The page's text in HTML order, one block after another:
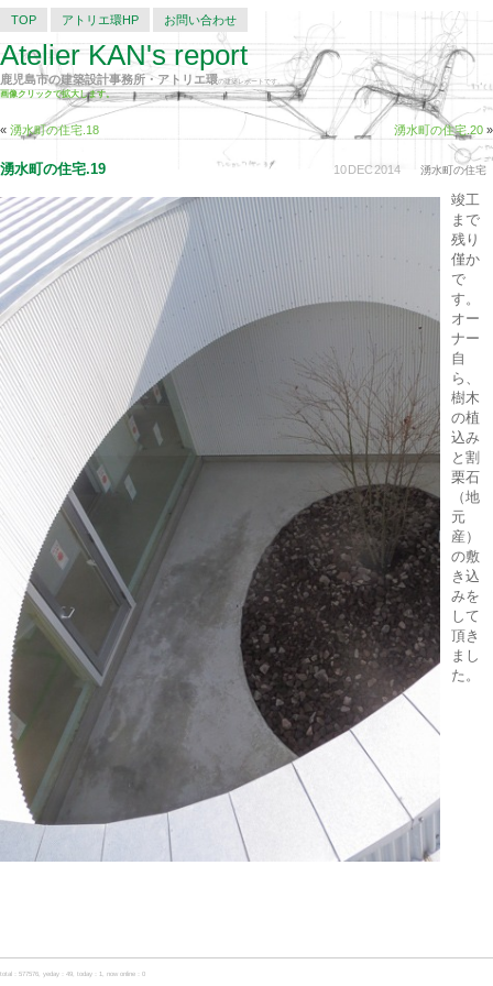
TOP アトリエ環HP お問い合わせ
Atelier KAN's report
鹿児島市の建築設計事務所・アトリエ環の建築レポートです。
画像クリックで拡大します。
« 湧水町の住宅.18 湧水町の住宅.20 »
10DEC2014 湧水町の住宅
湧水町の住宅.19
竣工
まで
残り
僅か
で
す。
オー
ナー
自
ら、
樹木
の植
込み
と割
栗石
（地
元
産）
の敷
き込
みを
して
頂き
まし
た。
total：577576, yeday：49, today：1, now online：0